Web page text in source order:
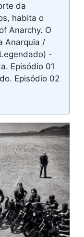
da
habita o
Anarchy. O
Anarquia /
-
Episódio 01
Episódio 02